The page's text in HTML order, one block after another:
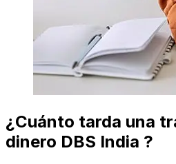
¿Cuánto tarda una
dinero DBS India ?